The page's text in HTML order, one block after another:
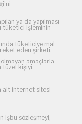
ya da yapılması
tüketici işleminin
tüketiciye mal
eden şirketi,
amaçlarla
kişiyi,
ait internet sitesi
işbu sözleşmeyi,